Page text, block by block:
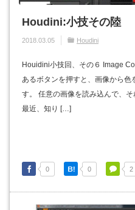
Houdini:小技その陸
2018.03.05 Houdini
Houidini小技回、その６ Image
あるボタンを押すと、画像から色
す。 任意の画像を読み込んで、
最近、知り […]
0 0 2